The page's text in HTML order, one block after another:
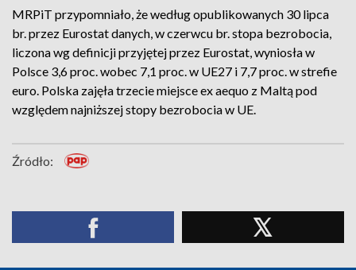
MRPiT przypomniało, że według opublikowanych 30 lipca
br. przez Eurostat danych, w czerwcu br. stopa bezrobocia,
liczona wg definicji przyjętej przez Eurostat, wyniosła w
Polsce 3,6 proc. wobec 7,1 proc. w UE27 i 7,7 proc. w strefie
euro. Polska zajęła trzecie miejsce ex aequo z Maltą pod
względem najniższej stopy bezrobocia w UE.
Źródło: